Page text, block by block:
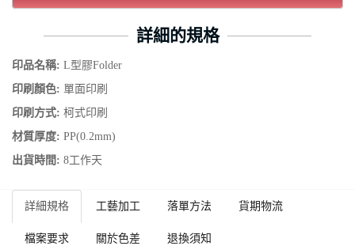
詳細的規格
印品名稱: L型膠Folder
印刷顏色: 單面印刷
印刷方式: 柯式印刷
材質厚度: PP(0.2mm)
出貨時間: 8工作天
詳細規格 工藝加工 落單方法 貨期物流
檔案要求 關於色差 退換須知